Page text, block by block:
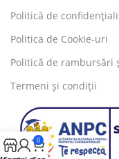
Politică de
Politica de Cookie-uri
Politică de rambursări
Termeni și condiții
0